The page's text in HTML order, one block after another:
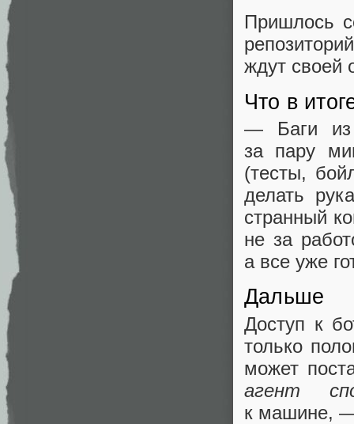
Пришлось
ждут своей
Что в
— Баги из
за пару
(тесты,
делать
странный
не за
а все уже
Дальше
Доступ к
только
может
агент
к машине, —